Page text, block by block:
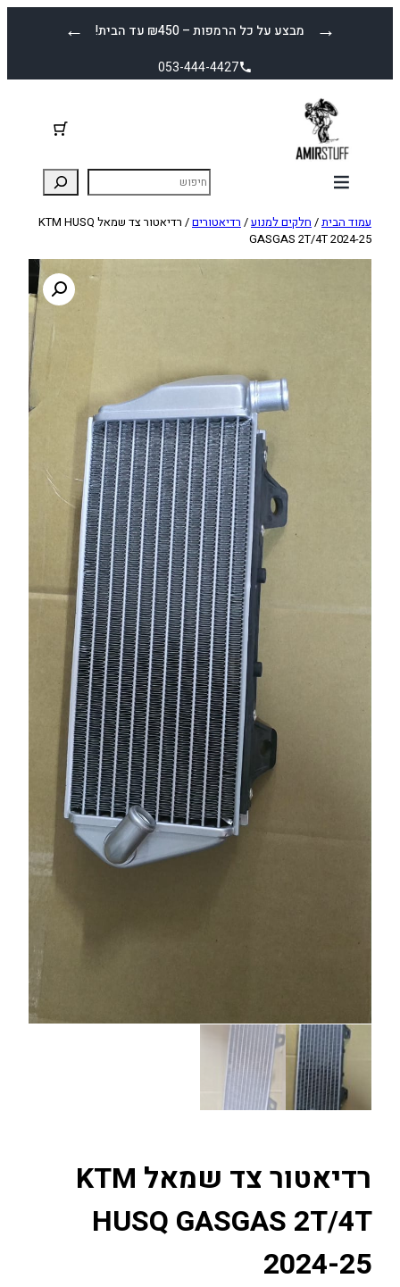
← מבצע על כל הרמפות – ₪450 עד הבית! →
053-444-4427
עמוד הבית/ חלקים למנוע/ רדיאטורים
/ רדיאטור צד שמאל KTM HUSQ
GASGAS 2T/4T 2024-25
רדיאטור צד שמאל KTM
HUSQ GASGAS 2T/4T
2024-25